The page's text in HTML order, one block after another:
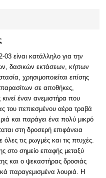
είναι κατάλληλο για την
δασικών εκτάσεων, κήπων
χρησιμοποιείται επίσης
σε αποθήκες,
έναν ανεμιστήρα που
του πεπιεσμένου αέρα τραβά
και παράγει ένα πολύ μικρό
στη δροσερή επιφάνεια
όλες τις ρωγμές και τις πτυχές.
στο σημείο επαφής μεταξύ
και ο ψεκαστήρας δροσιάς
παραγεμισμένα λουριά. Η